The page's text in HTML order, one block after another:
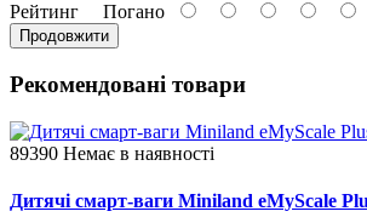
Рейтинг Погано
Продовжити
Рекомендовані товари
89390 Немає в наявності
Дитячі смарт-ваги Miniland eMyScale